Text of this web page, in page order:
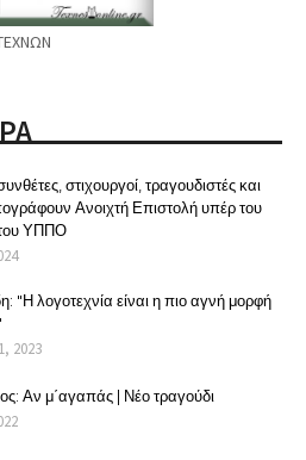
στιχουργοί, τραγουδιστές και
Ανοιχτή Επιστολή υπέρ του
ΥΠΠΟ
"Η λογοτεχνία είναι η πιο αγνή μορφή
2023
Αν μ΄αγαπάς | Νέο τραγούδι